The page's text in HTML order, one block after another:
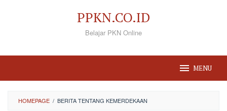
PPKN.CO.ID
Belajar PKN Online
MENU
HOMEPAGE / BERITA TENTANG KEMERDEKAAN